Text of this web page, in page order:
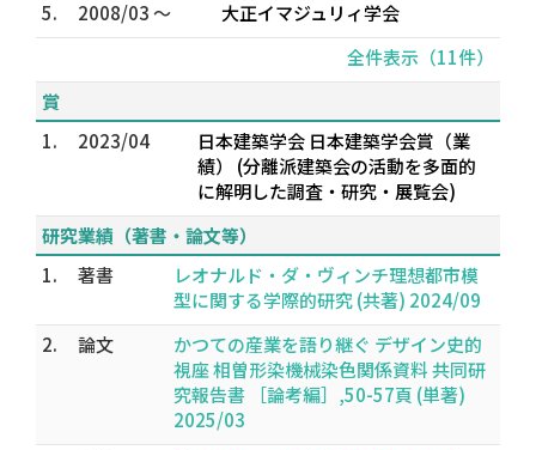
5.
2008/03 ～
大正イマジュリィ学会
全件表示（11件）
賞
1.
2023/04
日本建築学会 日本建築学会賞（業
績） (分離派建築会の活動を多面的
に解明した調査・研究・展覧会)
研究業績（著書・論文等）
1.
著書
レオナルド・ダ・ヴィンチ理想都市模
型に関する学際的研究 (共著) 2024/09
2.
論文
かつての産業を語り継ぐ デザイン史的
視座 相曽形染機械染色関係資料 共同研
究報告書 ［論考編］,50-57頁 (単著)
2025/03